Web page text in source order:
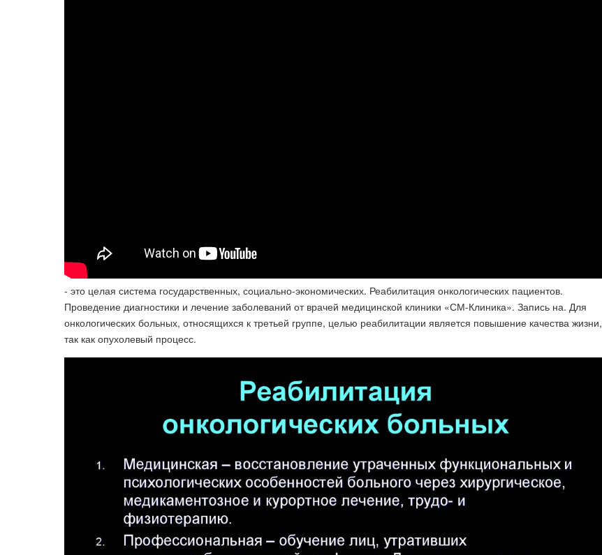
- это целая система государственных, социально-экономических. Реабилитация онкологических пациентов.
Проведение диагностики и лечение заболеваний от врачей медицинской клиники «СМ-Клиника». Запись на. Для
онкологических больных, относящихся к третьей группе, целью реабилитации является повышение качества жизни,
так как опухолевый процесс.